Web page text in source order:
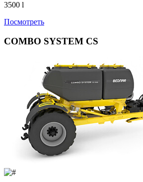
3500 l
Посмотреть
COMBO SYSTEM CS